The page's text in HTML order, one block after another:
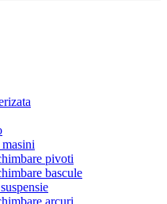
pivoti
bascule
arcuri